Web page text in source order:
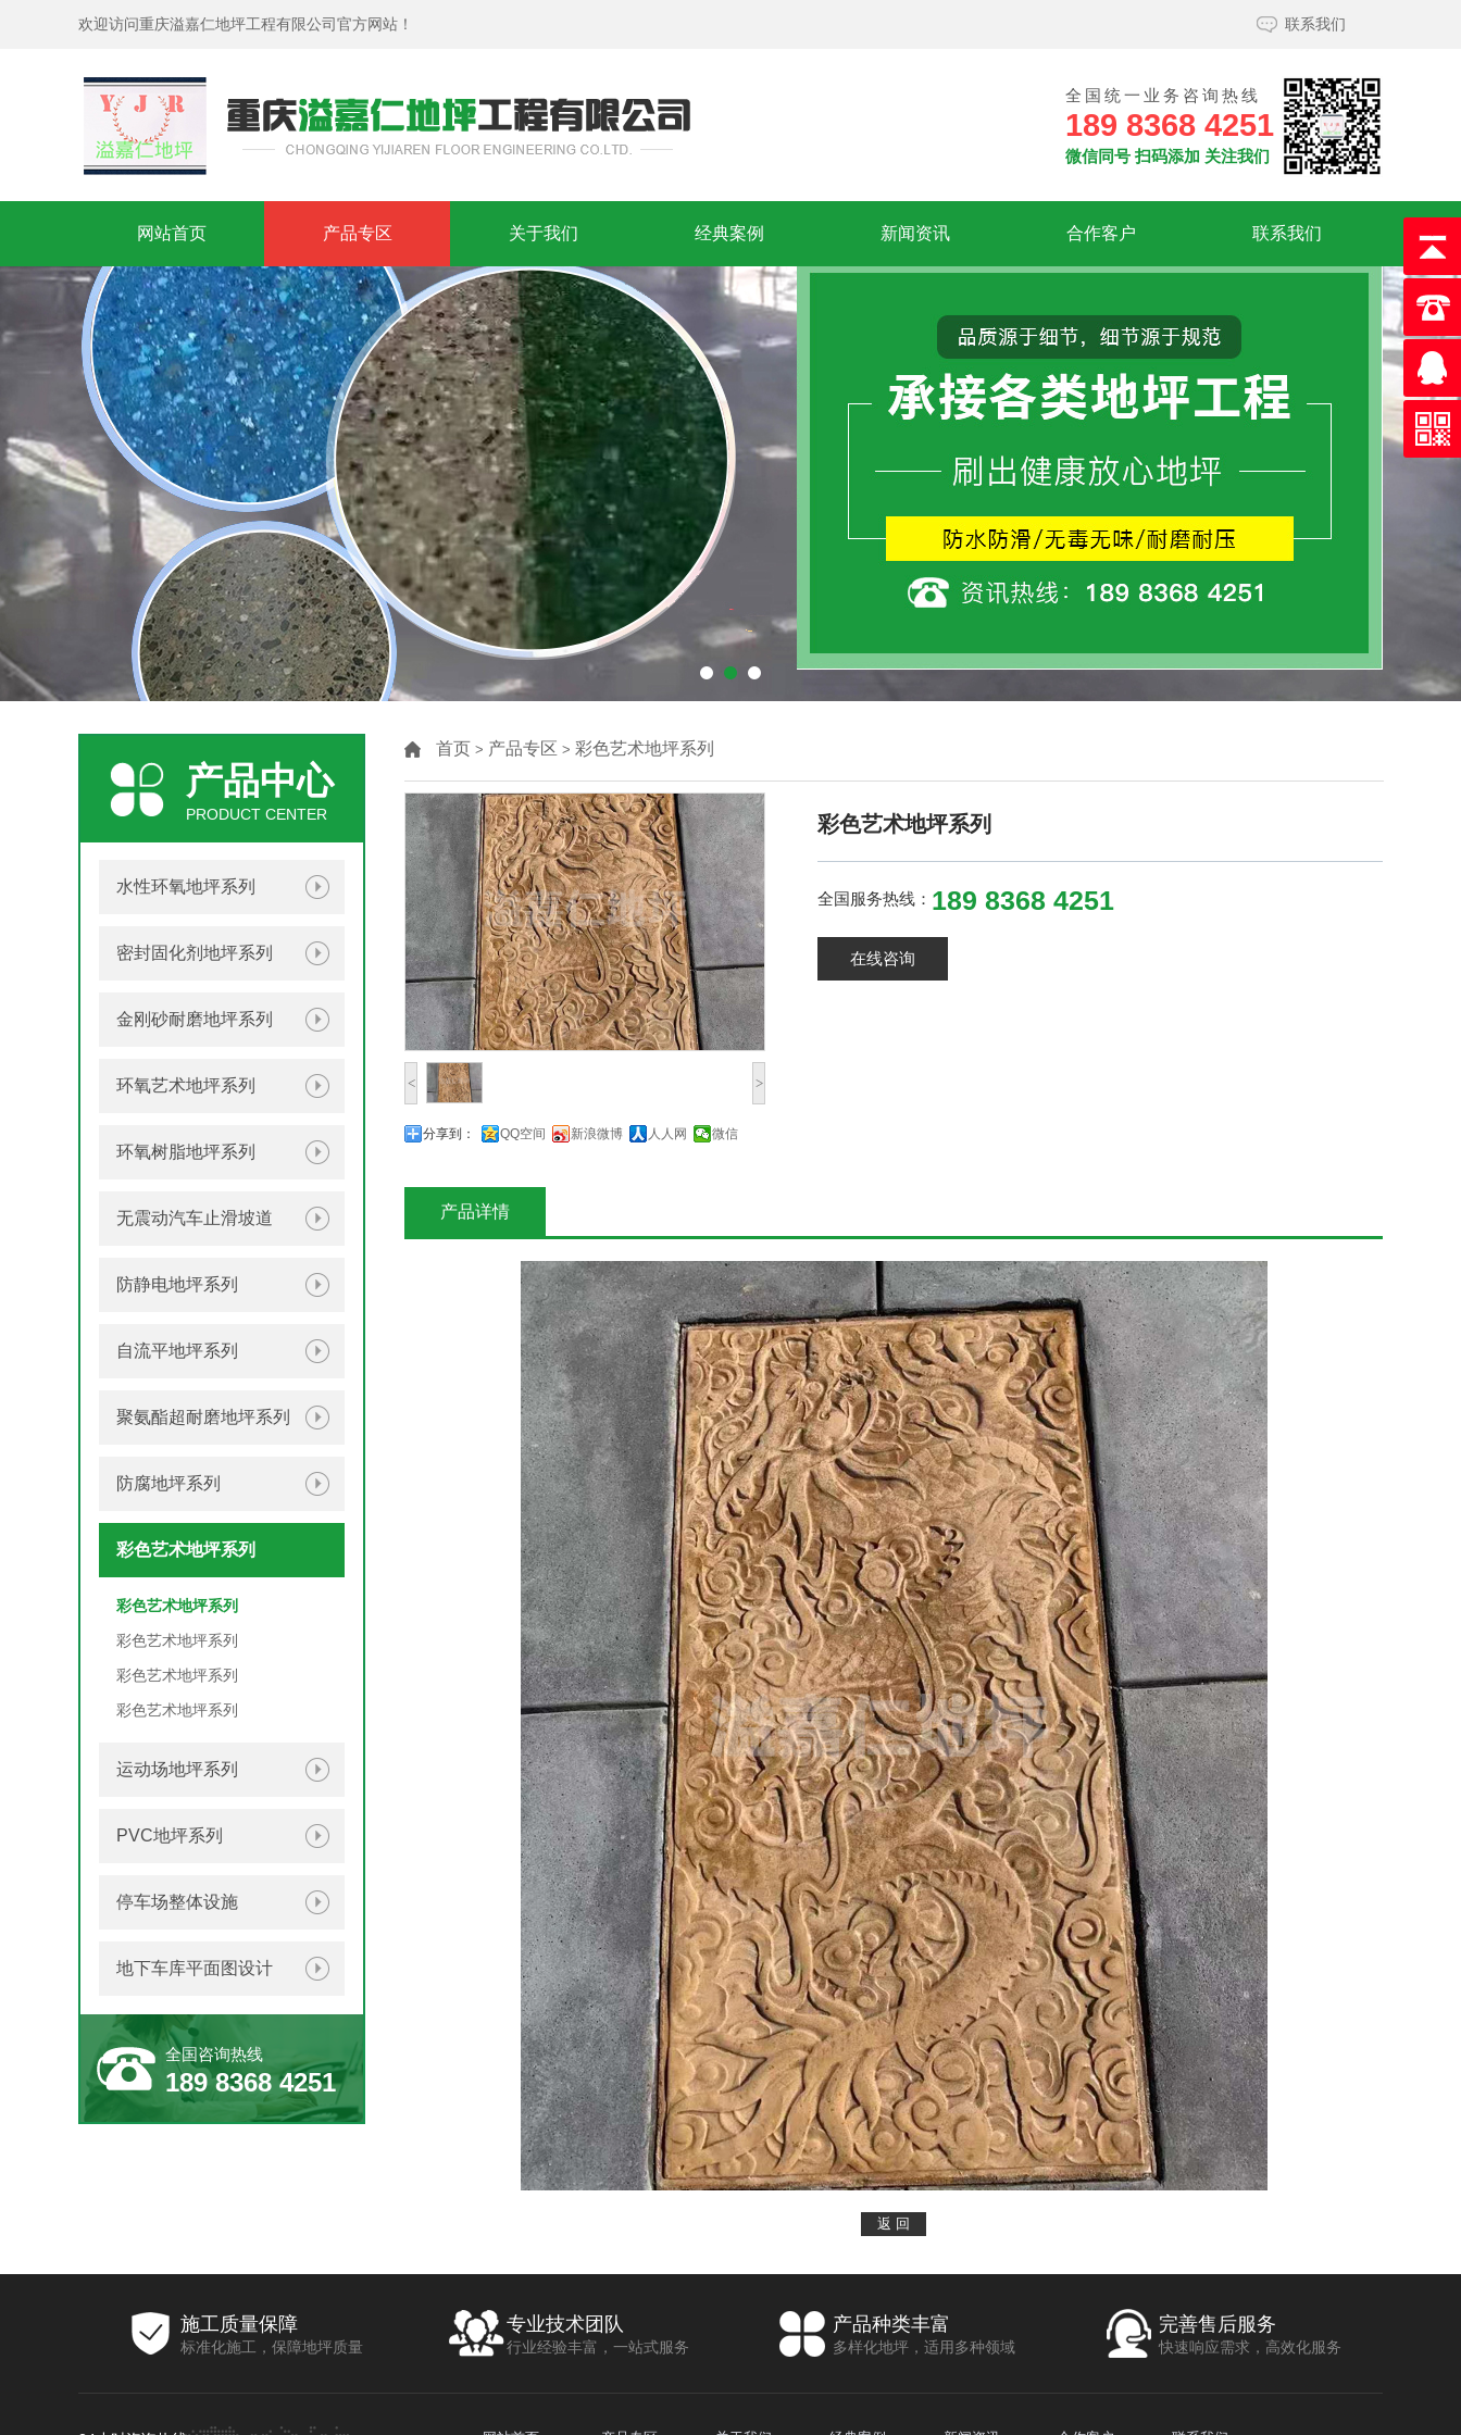
欢迎访问重庆溢嘉仁地坪工程有限公司官方网站！ 联系我们
全国统一业务咨询热线
189 8368 4251
微信同号 扫码添加 关注我们
网站首页 产品专区 关于我们 经典案例 新闻资讯 合作客户 联系我们
产品中心
PRODUCT CENTER
水性环氧地坪系列
密封固化剂地坪系列
金刚砂耐磨地坪系列
环氧艺术地坪系列
环氧树脂地坪系列
无震动汽车止滑坡道
防静电地坪系列
自流平地坪系列
聚氨酯超耐磨地坪系列
防腐地坪系列
彩色艺术地坪系列
彩色艺术地坪系列
彩色艺术地坪系列
彩色艺术地坪系列
彩色艺术地坪系列
运动场地坪系列
PVC地坪系列
停车场整体设施
地下车库平面图设计
全国咨询热线
189 8368 4251
首页 > 产品专区 > 彩色艺术地坪系列
< >
分享到： QQ空间 新浪微博 人人网 微信
彩色艺术地坪系列
全国服务热线： 189 8368 4251
在线咨询
产品详情
施工质量保障
标准化施工，保障地坪质量
专业技术团队
行业经验丰富，一站式服务
产品种类丰富
多样化地坪，适用多种领域
完善售后服务
快速响应需求，高效化服务